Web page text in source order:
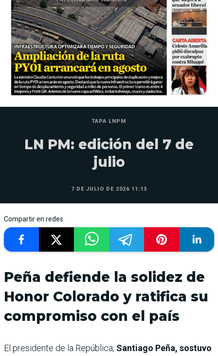
TAPA LNPM
LN PM: edición del 7 de
julio
7 DE JULIO DE 2026 11:13
Compartir en redes
Peña defiende la solidez de
Honor Colorado y ratifica su
compromiso con el país
El presidente de la República, Santiago Peña, sostuvo